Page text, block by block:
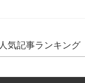
人気記事ランキング